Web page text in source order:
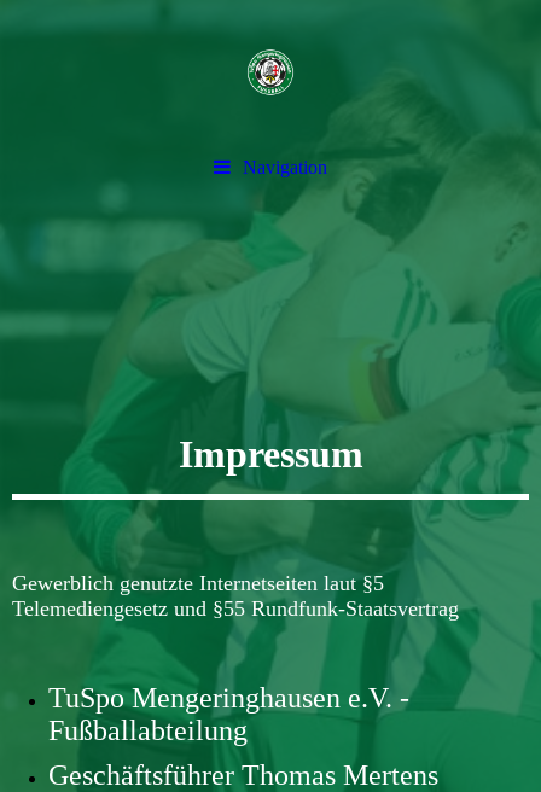
Navigation
Impressum
Gewerblich genutzte Internetseiten laut §5
Telemediengesetz und §55 Rundfunk-Staatsvertrag
TuSpo Mengeringhausen e.V. -
Fußballabteilung
Geschäftsführer Thomas Mertens